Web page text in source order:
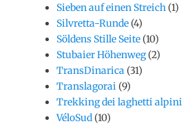
Sieben auf einen Streich (1)
Silvretta-Runde (4)
Söldens Stille Seite (10)
Stubaier Höhenweg(2)
TransDinarica (31)
Translagorai (9)
Trekking dei laghetti alpini
VéloSud (10)